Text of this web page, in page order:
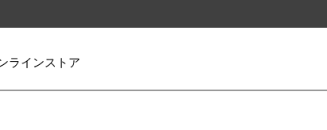
ラインストア